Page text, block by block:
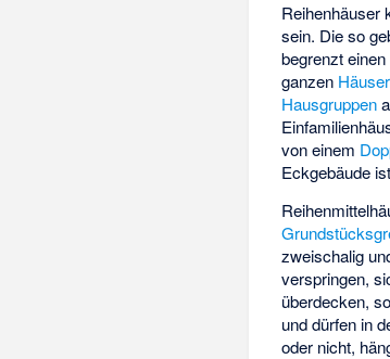
Reihenhäuser
sein. Die so
begrenzt
ganzen
Hausgruppen
von einem
Eckgebäude
zweischalig
verspringen,
überdecken,
und dürfen in
oder nicht,